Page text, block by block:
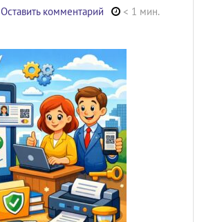
Оставить комментарий
< 1 мин.